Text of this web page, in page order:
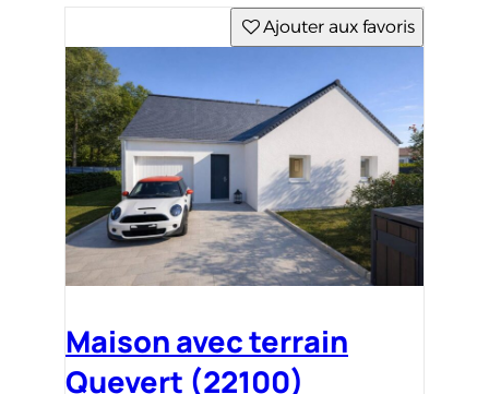
Ajouter aux favoris
Maison avec terrain
Quevert (22100)